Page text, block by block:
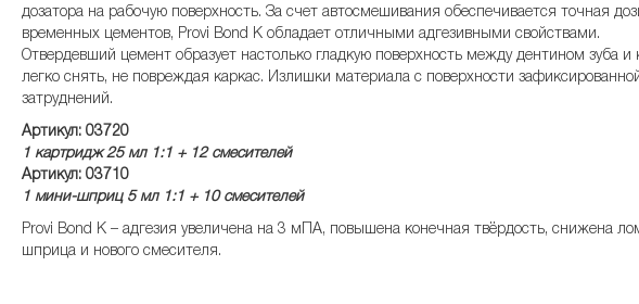
дозатора на рабочую поверхность. За счет автосмешивания обеспечивается точная
временных цементов, Provi Bond K обладает отличными адгезивными свойствами.
Отвердевший цемент образует настолько гладкую поверхность между дентином зуба
легко снять, не повреждая каркас. Излишки материала с поверхности
затруднений.
Артикул: 03720
1 картридж 25 мл 1:1 + 12 смесителей
Артикул: 03710
1 мини-шприц 5 мл 1:1 + 10 смесителей
Provi Bond K – адгезия увеличена на 3 мПА, повышена конечная твёрдость, снижена
шприца и нового смесителя.